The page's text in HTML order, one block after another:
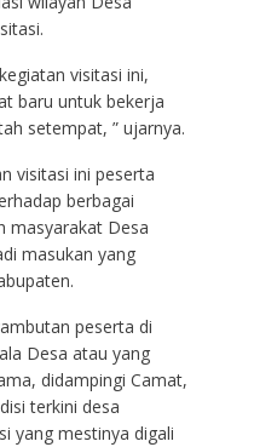
visitasi ini,
baru untuk bekerja
setempat, ” ujarnya.
visitasi ini peserta
berbagai
masyarakat Desa
masukan yang
peserta di
Desa atau yang
didampingi Camat,
terkini desa
yang mestinya digali